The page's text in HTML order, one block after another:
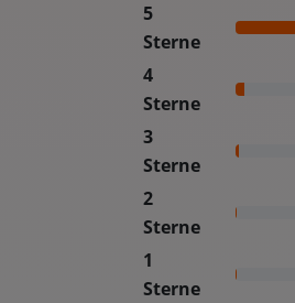
5
Sterne
4
Sterne
3
Sterne
2
Sterne
1
Sterne